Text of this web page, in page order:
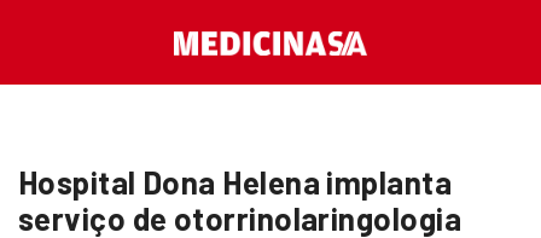
Hospital Dona Helena implanta
serviço de otorrinolaringologia